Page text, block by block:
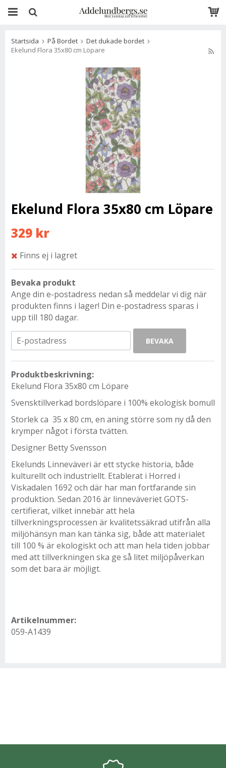
Startsida På Bordet
Det dukade bordet
Ekelund Flora 35x80 cm Löpare
Ekelund Flora 35x80 cm Löpare
329 kr
Finns ej i lagret
Bevaka produkt
Ange din e-postadress nedan så meddelar vi dig när
produkten finns i lager! Din e-postadress sparas i
upp till 180 dagar.
BEVAKA
Produktbeskrivning:
Ekelund Flora 35x80 cm Löpare
Svensktillverkad bordslöpare i 100% ekologisk bomull
Storlek ca 35 x 80 cm, en aning större som ny då den
krymper något i första tvätten.
Designer Betty Svensson
Ekelunds Linneväveri är ett stycke historia, både
kulturellt och industriellt. Etablerat i Horred i
Viskadalen 1692 och där har man fortfarande sin
produktion. Sedan 2016 är linneväveriet GOTS-
certifierat, vilket innebär att hela
tillverkningsprocessen är kvalitetssäkrad utifrån alla
miljöhänsyn man kan tänka sig, både att materialet
till 100 % är ekologiskt och att man hela tiden jobbar
med att tillverkningen ska ge så litet miljöpåverkan
som det bara är möjligt.
Artikelnummer:
059-A1439